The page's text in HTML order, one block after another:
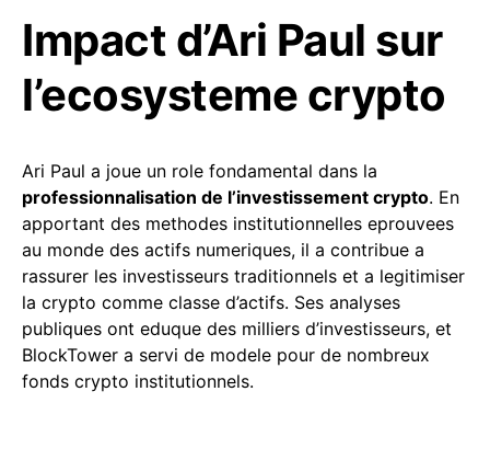
Impact d’Ari Paul sur
l’ecosysteme crypto
Ari Paul a joue un role fondamental dans la
professionnalisation de l’investissement crypto. En
apportant des methodes institutionnelles eprouvees
au monde des actifs numeriques, il a contribue a
rassurer les investisseurs traditionnels et a legitimiser
la crypto comme classe d’actifs. Ses analyses
publiques ont eduque des milliers d’investisseurs, et
BlockTower a servi de modele pour de nombreux
fonds crypto institutionnels.